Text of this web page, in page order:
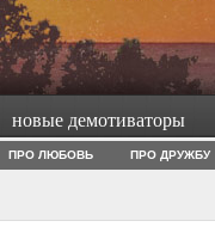
новые демотиваторы
ПРО ЛЮБОВЬ ПРО ДРУЖБУ